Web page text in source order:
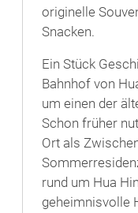
originelle
Snacken.
Ein Stück
Bahnhof von
um einen der
Schon früher
Ort als
rund um Hua
geheimnisvolle